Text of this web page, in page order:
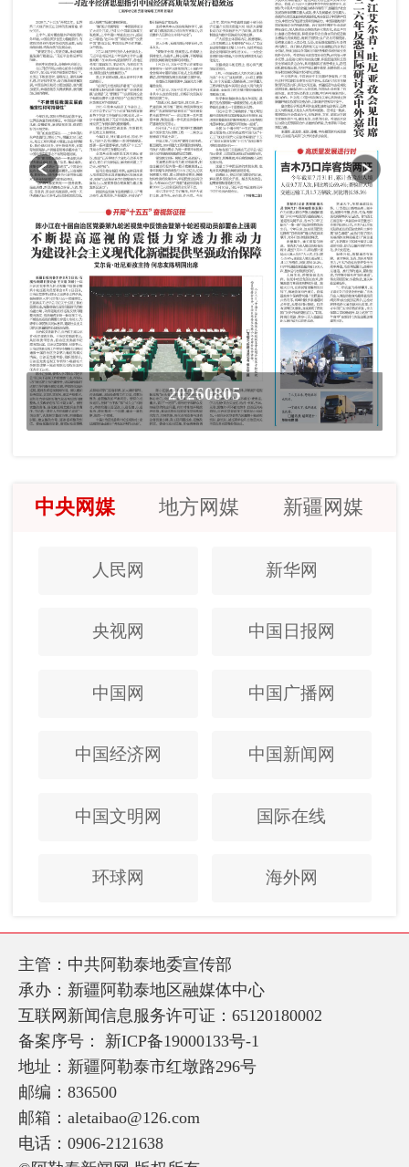
20260805
中央网媒 地方网媒 新疆网媒
人民网 新华网
央视网 中国日报网
中国网 中国广播网
中国经济网 中国新闻网
中国文明网 国际在线
环球网 海外网
主管：中共阿勒泰地委宣传部
承办：新疆阿勒泰地区融媒体中心
互联网新闻信息服务许可证：65120180002
备案序号： 新ICP备19000133号-1
地址：新疆阿勒泰市红墩路296号
邮编：836500
邮箱：aletaibao@126.com
电话：0906-2121638